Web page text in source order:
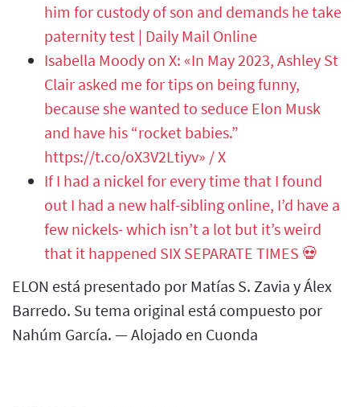
him for custody of son and demands he take
paternity test | Daily Mail Online
Isabella Moody on X: «In May 2023, Ashley St
Clair asked me for tips on being funny,
because she wanted to seduce Elon Musk
and have his “rocket babies.”
https://t.co/oX3V2Ltiyv» / X
If I had a nickel for every time that I found
out I had a new half-sibling online, I’d have a
few nickels- which isn’t a lot but it’s weird
that it happened SIX SEPARATE TIMES 💀
ELON está presentado por Matías S. Zavia y Álex
Barredo. Su tema original está compuesto por
Nahúm García. — Alojado en Cuonda